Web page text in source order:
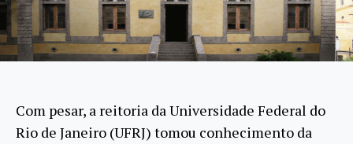
Com pesar, a reitoria da Universidade Federal do
Rio de Janeiro (UFRJ) tomou conhecimento da